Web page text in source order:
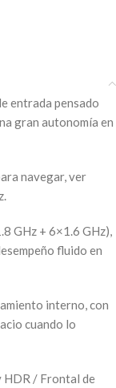
entrada pensado
gran autonomía en
navegar, ver
GHz + 6×1.6 GHz),
fluido en
interno, con
cuando lo
HDR / Frontal de